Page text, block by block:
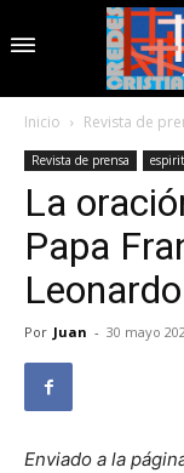
Inicio Revista de
Revista de prensa
La
Papa
Por Juan - 30 mayo
Enviado a la